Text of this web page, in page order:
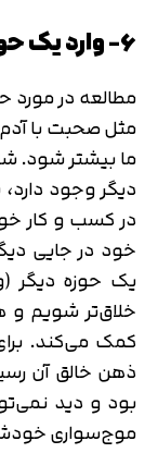
۶- وارد یک حوزه جدید شوید
مطالعه در مورد
مثل صحبت با
ما بیشتر شود.
دیگر وجود
در کسب و کار
خود در جایی
یک حوزه دیگر
خلاق‌تر شویم و
ذهن خالق آن
بود و دید
موج‌سواری